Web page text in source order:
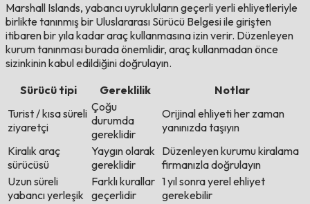
Marshall Islands, yabancı uyrukluların geçerli yerli ehliyetleriyle
birlikte tanınmış bir Uluslararası Sürücü Belgesi ile girişten
itibaren bir yıla kadar araç kullanmasına izin verir. Düzenleyen
kurum tanınması burada önemlidir, araç kullanmadan önce
sizinkinin kabul edildiğini doğrulayın.
Sürücü tipi
Gereklilik
Notlar
Turist / kısa süreli
ziyaretçi
Çoğu
durumda
gereklidir
Orijinal ehliyeti her zaman
yanınızda taşıyın
Kiralık araç
sürücüsü
Yaygın olarak
gereklidir
Düzenleyen kurumu kiralama
firmanızla doğrulayın
Uzun süreli
yabancı yerleşik
Farklı kurallar
geçerlidir
1 yıl sonra yerel ehliyet
gerekebilir